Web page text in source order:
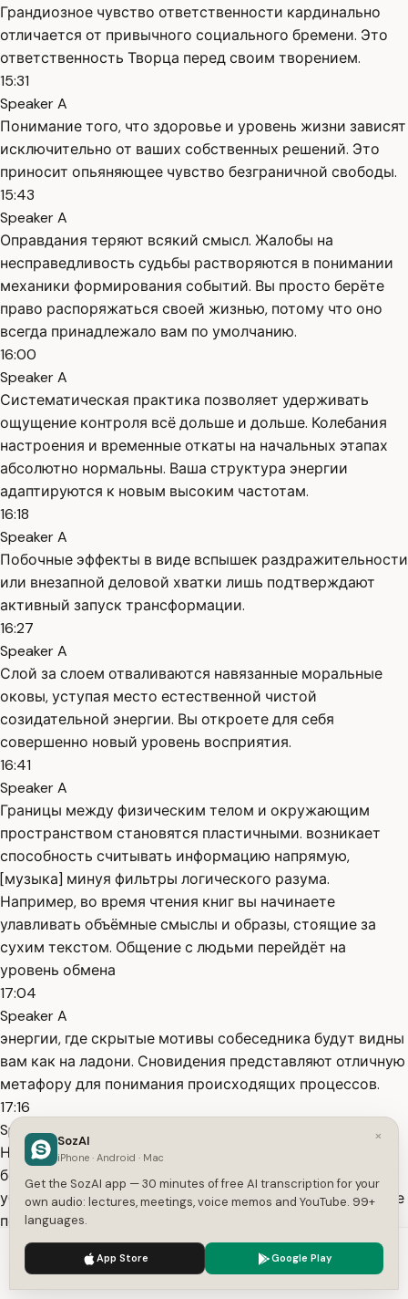
Грандиозное чувство ответственности кардинально
отличается от привычного социального бремени. Это
ответственность Творца перед своим творением.
15:31
Speaker A
Понимание того, что здоровье и уровень жизни зависят
исключительно от ваших собственных решений. Это
приносит опьяняющее чувство безграничной свободы.
15:43
Speaker A
Оправдания теряют всякий смысл. Жалобы на
несправедливость судьбы растворяются в понимании
механики формирования событий. Вы просто берёте
право распоряжаться своей жизнью, потому что оно
всегда принадлежало вам по умолчанию.
16:00
Speaker A
Систематическая практика позволяет удерживать
ощущение контроля всё дольше и дольше. Колебания
настроения и временные откаты на начальных этапах
абсолютно нормальны. Ваша структура энергии
адаптируются к новым высоким частотам.
16:18
Speaker A
Побочные эффекты в виде вспышек раздражительности
или внезапной деловой хватки лишь подтверждают
активный запуск трансформации.
16:27
Speaker A
Слой за слоем отваливаются навязанные моральные
оковы, уступая место естественной чистой
созидательной энергии. Вы откроете для себя
совершенно новый уровень восприятия.
16:41
Speaker A
Границы между физическим телом и окружающим
пространством становятся пластичными. возникает
способность считывать информацию напрямую,
[музыка] минуя фильтры логического разума.
Например, во время чтения книг вы начинаете
улавливать объёмные смыслы и образы, стоящие за
сухим текстом. Общение с людьми перейдёт на
уровень обмена
17:04
Speaker A
энергии, где скрытые мотивы собеседника будут видны
вам как на ладони. Сновидения представляют отличную
метафору для понимания происходящих процессов.
17:16
Speaker A
Находясь в неосознанном сновидении, вы являетесь
беспомощной жертвой причудливых сюжетов. Вы,
убегая от препятствий, падаете в пропасти и не можете
повлиять на развитие событий. В момент осознания
нереальности происходящего ситуация меняется в
корне.
17:34
We use cookies to enhance your experience.
×
SozAI
iPhone · Android · Mac
Get the SozAI app — 30 minutes of free AI transcription for your
own audio: lectures, meetings, voice memos and YouTube. 99+
languages.
App Store Google Play